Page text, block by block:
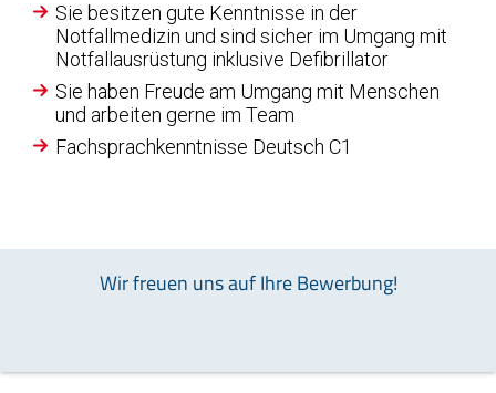
Sie besitzen gute Kenntnisse in der
Notfallmedizin und sind sicher im Umgang mit
Notfallausrüstung inklusive Defibrillator
Sie haben Freude am Umgang mit Menschen
und arbeiten gerne im Team
Fachsprachkenntnisse Deutsch C1
Wir freuen uns auf Ihre Bewerbung!